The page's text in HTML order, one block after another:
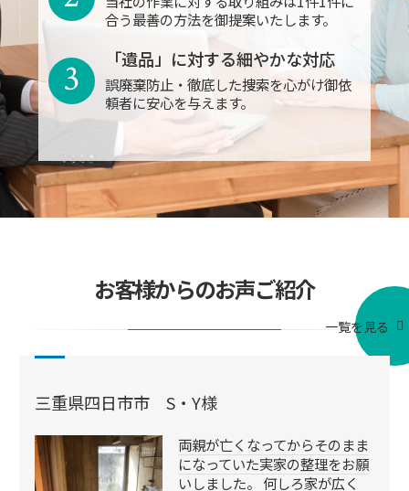
合う最善の方法を御提案いたします。
「遺品」に対する細やかな対応
誤廃棄防止・徹底した捜索を心がけ御依
頼者に安心を与えます。
3
お客様からのお声ご紹介
一覧を見る
三重県四日市市 S・Y様
両親が亡くなってからそのまま
になっていた実家の整理をお願
いしました。 何しろ家が広く